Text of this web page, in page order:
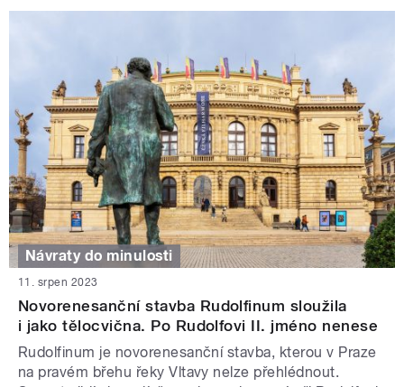
Návraty do minulosti
11. srpen 2023
Novorenesanční stavba Rudolfinum sloužila
i jako tělocvična. Po Rudolfovi II. jméno nenese
Rudolfinum je novorenesanční stavba, kterou v Praze
na pravém břehu řeky Vltavy nelze přehlédnout.